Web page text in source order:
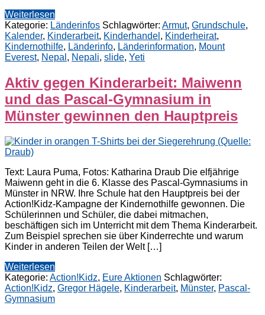
Weiterlesen
Kategorie: Länderinfos Schlagwörter: Armut, Grundschule,
Kalender, Kinderarbeit, Kinderhandel , Kinderheirat,
Kindernothilfe, Länderinfo, Länderinformation, Mount
Everest, Nepal , Nepali, slide, Yeti
Aktiv gegen Kinderarbeit: Maiwenn
und das Pascal-Gymnasium in
Münster gewinnen den Hauptpreis
Text: Laura Puma, Fotos: Katharina Draub Die elfjährige
Maiwenn geht in die 6. Klasse des Pascal-Gymnasiums in
Münster in NRW. Ihre Schule hat den Hauptpreis bei der
Action!Kidz-Kampagne der Kindernothilfe gewonnen. Die
Schülerinnen und Schüler, die dabei mitmachen,
beschäftigen sich im Unterricht mit dem Thema Kinderarbeit.
Zum Beispiel sprechen sie über Kinderrechte und warum
Kinder in anderen Teilen der Welt […]
Weiterlesen
Kategorie: Action!Kidz, Eure Aktionen Schlagwörter:
Action!Kidz, Gregor Hägele, Kinderarbeit, Münster, Pascal-
Gymnasium